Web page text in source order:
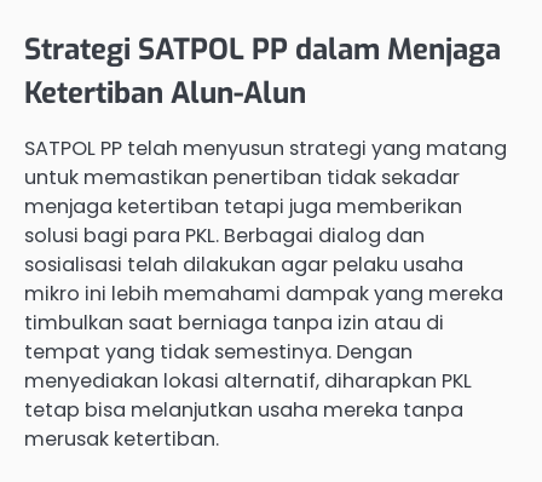
Strategi SATPOL PP dalam Menjaga
Ketertiban Alun-Alun
SATPOL PP telah menyusun strategi yang matang
untuk memastikan penertiban tidak sekadar
menjaga ketertiban tetapi juga memberikan
solusi bagi para PKL. Berbagai dialog dan
sosialisasi telah dilakukan agar pelaku usaha
mikro ini lebih memahami dampak yang mereka
timbulkan saat berniaga tanpa izin atau di
tempat yang tidak semestinya. Dengan
menyediakan lokasi alternatif, diharapkan PKL
tetap bisa melanjutkan usaha mereka tanpa
merusak ketertiban.